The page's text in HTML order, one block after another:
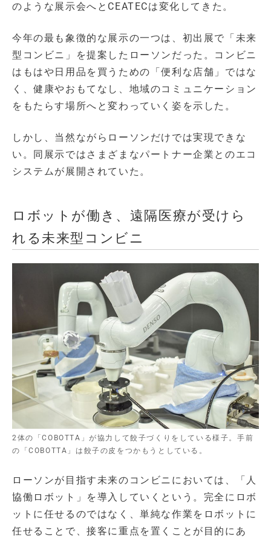
のような展示会へとCEATECは変化してきた。
今年の最も象徴的な展示の一つは、初出展で「未来
型コンビニ」を提案したローソンだった。コンビニ
はもはや日用品を買うための「便利な店舗」ではな
く、健康やおもてなし、地域のコミュニケーション
をもたらす場所へと変わっていく姿を示した。
しかし、当然ながらローソンだけでは実現できな
い。同展示ではさまざまなパートナー企業とのエコ
システムが展開されていた。
ロボットが働き、遠隔医療が受けら
れる未来型コンビニ
2体の「COBOTTA」が協力して餃子づくりをしている様子。手前
の「COBOTTA」は餃子の皮をつかもうとしている。
ローソンが目指す未来のコンビニにおいては、「人
協働ロボット」を導入していくという。完全にロボ
ットに任せるのではなく、単純な作業をロボットに
任せることで、接客に重点を置くことが目的にあ